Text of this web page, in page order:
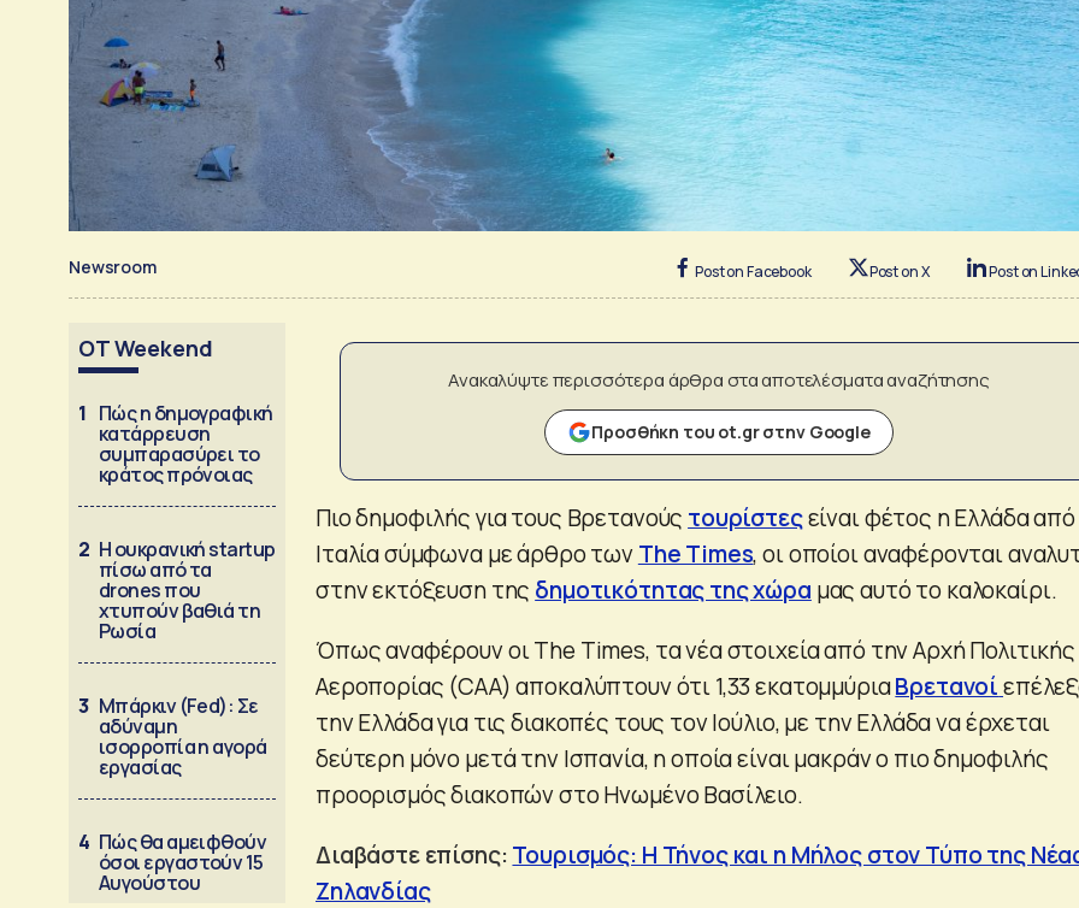
Newsroom Post on Facebook Post on X Post on
OT Weekend
1 Πώς η δημογραφική
κατάρρευση
συμπαρασύρει το
κράτος πρόνοιας
2 Η ουκρανική startup
πίσω από τα
drones που
χτυπούν βαθιά τη
Ρωσία
3 Μπάρκιν (Fed): Σε
αδύναμη
ισορροπία η αγορά
εργασίας
4 Πώς θα αμειφθούν
όσοι εργαστούν 15
Αυγούστου
Ανακαλύψτε περισσότερα άρθρα στα αποτελέσματα αναζήτησης
Προσθήκη του ot.gr στην Google
Πιο δημοφιλής για τους Βρετανούς τουρίστεςείναι φέτος η Ελλάδα
Ιταλία σύμφωνα με άρθρο των The Times, οι οποίοι αναφέρονται
στην εκτόξευση της δημοτικότητας της χώρα μας αυτό το καλοκαίρι.
Όπως αναφέρουν οι The Times, τα νέα στοιχεία από την Αρχή Πολιτικής
Αεροπορίας (CAA) αποκαλύπτουν ότι 1,33 εκατομμύριαΒρετανοί
την Ελλάδα για τις διακοπές τους τον Ιούλιο, με την Ελλάδα να έρχεται
δεύτερη μόνο μετά την Ισπανία, η οποία είναι μακράν ο πιο δημοφιλής
προορισμός διακοπών στο Ηνωμένο Βασίλειο.
Διαβάστε επίσης: Τουρισμός: Η Τήνος και η Μήλος στον Τύπο της
Ζηλανδίας